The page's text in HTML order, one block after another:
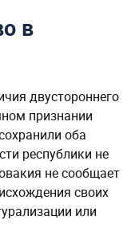
в
двустороннего
признании
оба
республики не
не сообщает
своих
или